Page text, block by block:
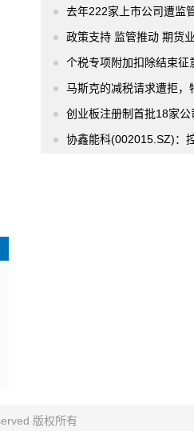
去年222家上市公司遭监
政策支持 监管推动 期货业对
个税专项附加扣除结束征
马斯克的减税请求遭拒，
创业板注册制首批18家
协鑫能科(002015.SZ)：控股股东解质
版权所有